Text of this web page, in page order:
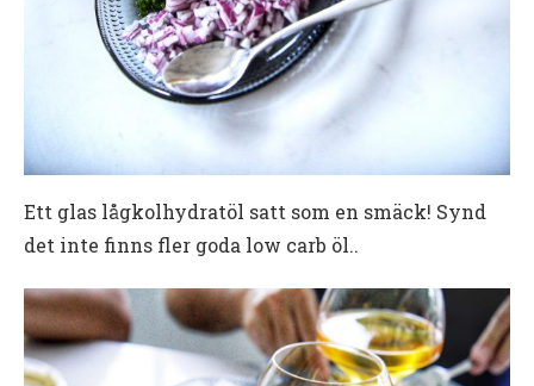
Ett glas lågkolhydratöl satt som en smäck! Synd
det inte finns fler goda low carb öl..